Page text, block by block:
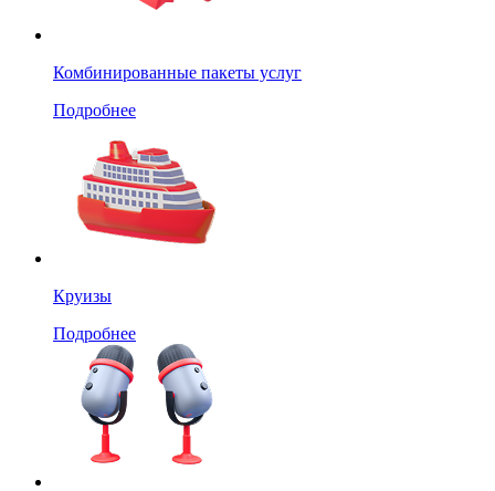
Комбинированные пакеты услуг
Подробнее
Круизы
Подробнее